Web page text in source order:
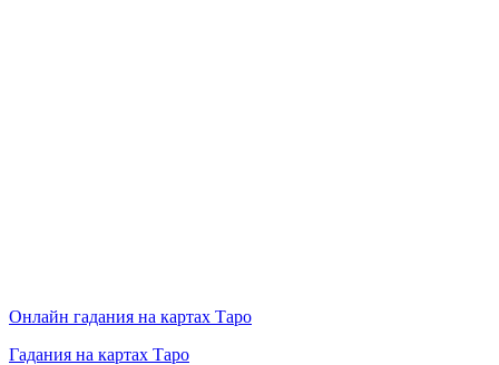
Онлайн гадания на картах Таро
Гадания на картах Таро